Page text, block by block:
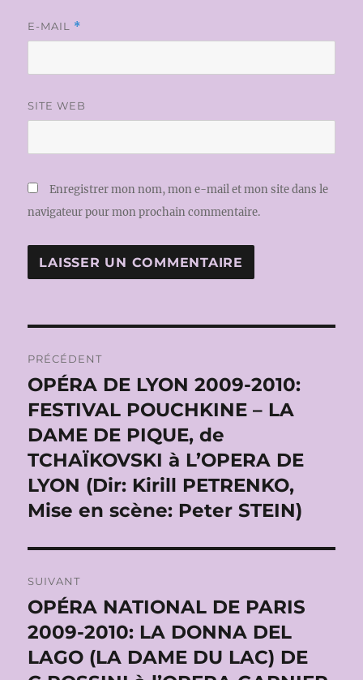
E-MAIL *
SITE WEB
Enregistrer mon nom, mon e-mail et mon site dans le
navigateur pour mon prochain commentaire.
de
l’article
PRÉCÉDENT
Publication
précédente :
OPÉRA DE LYON 2009-2010:
FESTIVAL POUCHKINE – LA
DAME DE PIQUE, de
TCHAÏKOVSKI à L’OPERA DE
LYON (Dir: Kirill PETRENKO,
Mise en scène: Peter STEIN)
SUIVANT
Publication
suivante :
OPÉRA NATIONAL DE PARIS
2009-2010: LA DONNA DEL
LAGO (LA DAME DU LAC) DE